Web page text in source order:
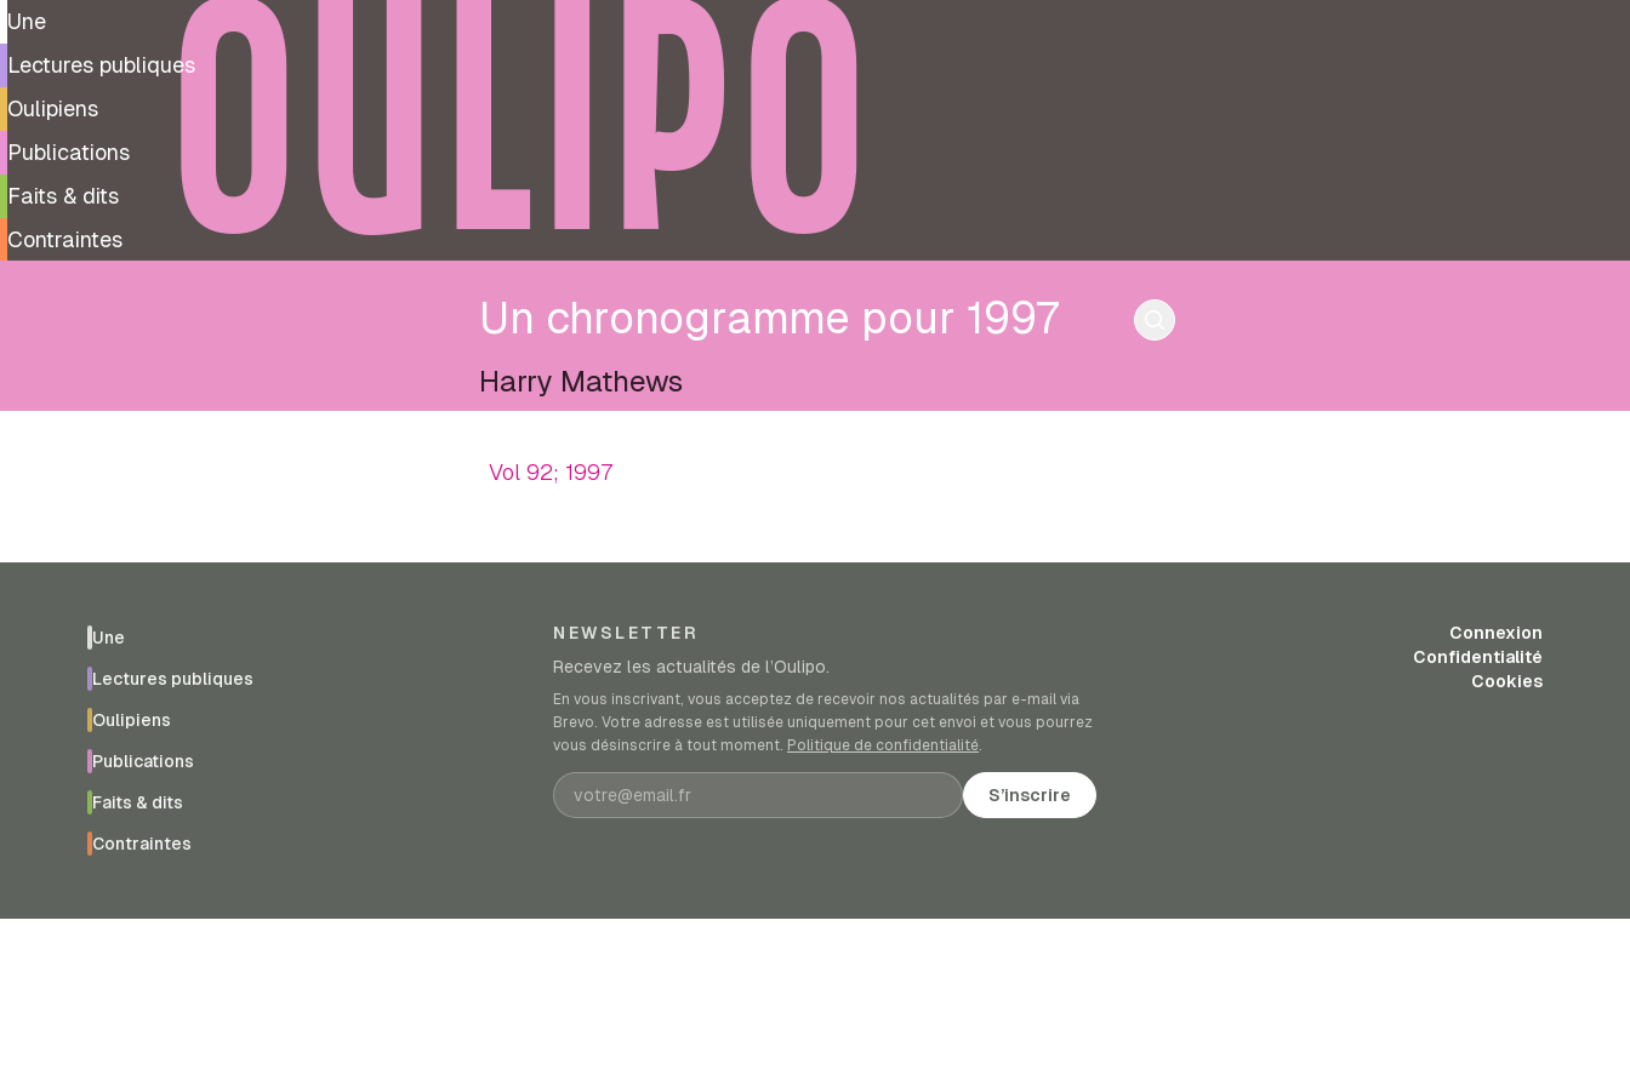
Une
Lectures publiques
Oulipiens
Publications
Faits & dits
Contraintes
OULIPO
Un chronogramme pour 1997
Harry Mathews
Vol 92; 1997
Une
Lectures publiques
Oulipiens
Publications
Faits & dits
Contraintes
NEWSLETTER
Recevez les actualités de l’Oulipo.
En vous inscrivant, vous acceptez de recevoir nos actualités par e-mail via
Brevo. Votre adresse est utilisée uniquement pour cet envoi et vous pourrez
vous désinscrire à tout moment. Politique de confidentialité.
Adresse e-mail S’inscrire
Connexion
Confidentialité
Cookies